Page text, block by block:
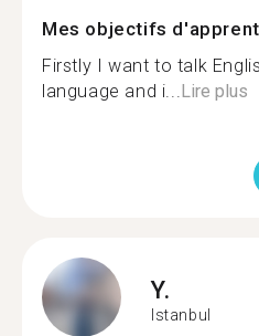
Mes objectifs
Firstly I want to talk
language and i...Lire plus
Y.
Istanbul